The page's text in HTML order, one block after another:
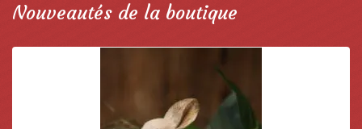
Nouveautés de la boutique